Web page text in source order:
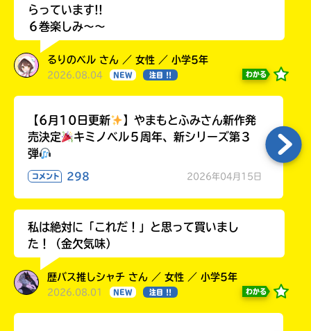
らっています!!
６巻楽しみ～～
るりのベル さん ／ 女性 ／ 小学5年
2026.08.04 NEW 注目 !! わかる
【6月10日更新
】やまもとふみさん新作発
売決定
キミノベル５周年、新シリーズ第３
弾
コメント 298 2026年04月15日
私は絶対に「これだ！」と思って買いまし
た！（金欠気味）
歴バス推しシャチ さん ／ 女性 ／ 小学5年
2026.08.01 NEW 注目 !! わかる